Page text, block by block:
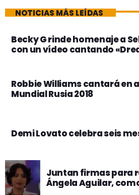
NOTICIAS MÁS LEÍDAS
Becky G rinde homenaje a
con un vídeo cantando
Robbie Williams cantará en
Mundial Rusia 2018
Demi Lovato celebra seis
Juntan firmas para
Ángela Aguilar,